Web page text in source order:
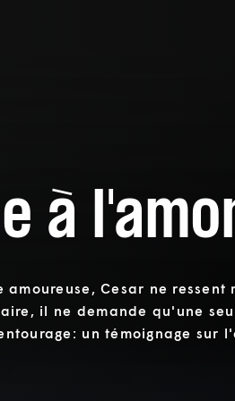
à
amoureuse, Cesar ne ressent
il ne demande qu'une
un témoignage sur